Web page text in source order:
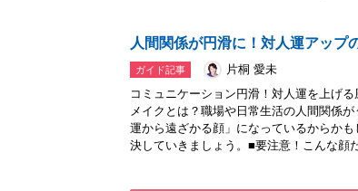
人間関係が円滑に！対人運アップ
ガイド記事
片桐 愛未
コミュニケーション円滑！対人運を上げ
メイクとは？職場や日常生活の人間関係
運から遠ざかる顔」になっているからか
決していきましょう。■要注意！こんな顔